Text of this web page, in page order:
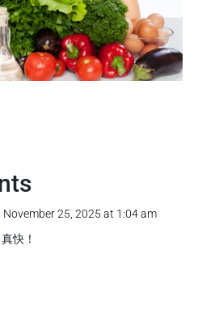
November 25, 2025 at 1:04 am
快！